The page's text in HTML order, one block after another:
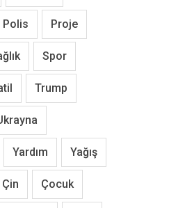
Polis Proje
Spor
Trump
Yardım Yağış
Çin Çocuk